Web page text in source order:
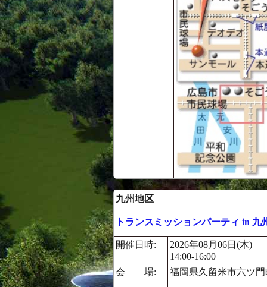
九州地区
トランスミッションパーティ in 九
開催日時:
2026年08月06日(木)
14:00-16:00
会 場:
福岡県久留米市六ツ